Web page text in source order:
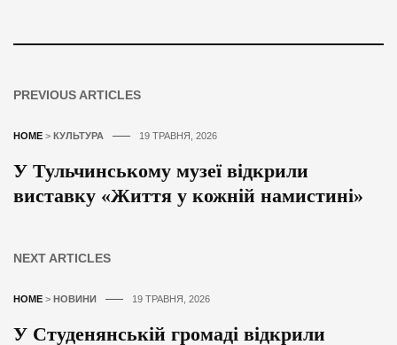
PREVIOUS ARTICLES
HOME > КУЛЬТУРА 19 ТРАВНЯ, 2026
У Тульчинському музеї відкрили
виставку «Життя у кожній намистині»
NEXT ARTICLES
HOME > НОВИНИ 19 ТРАВНЯ, 2026
У Студенянській громаді відкрили